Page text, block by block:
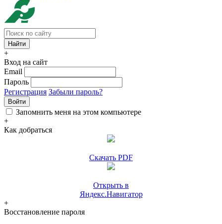
+
Вход на сайт
Email
Пароль
Регистрация Забыли пароль?
Войти
Запомнить меня на этом компьютере
+
Как добраться
Скачать PDF
Открыть в
Яндекс.Навигатор
+
Восстановление пароля